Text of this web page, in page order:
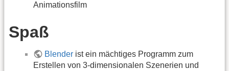
Animationsfilm
Spaß
Blender ist ein mächtiges Programm zum
Erstellen von 3-dimensionalen Szenerien und